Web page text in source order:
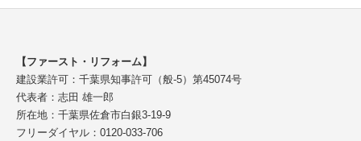
【ファースト・リフォーム】
建設業許可：千葉県知事許可（般-5）第45074号
代表者：志田 雄一郎
所在地：千葉県佐倉市白銀3-19-9
フリーダイヤル：0120-033-706